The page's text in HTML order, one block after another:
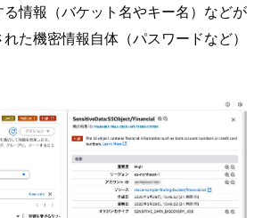
情報（バケット名やキー名）などが
た機密情報自体（パスワードなど）